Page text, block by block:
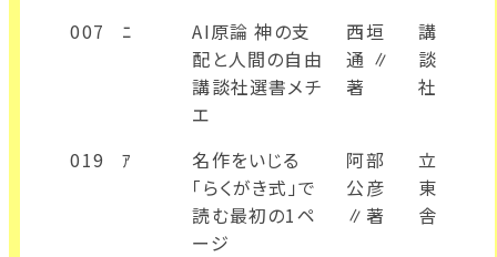
007 ﾆ
AI原論 神の支
配と人間の自由
講談社選書メチ
エ
西垣
通 ∥
著
講
談
社
019 ｱ
名作をいじる
「らくがき式」で
読む最初の1ペ
ージ
阿部
公彦
∥著
立
東
舎